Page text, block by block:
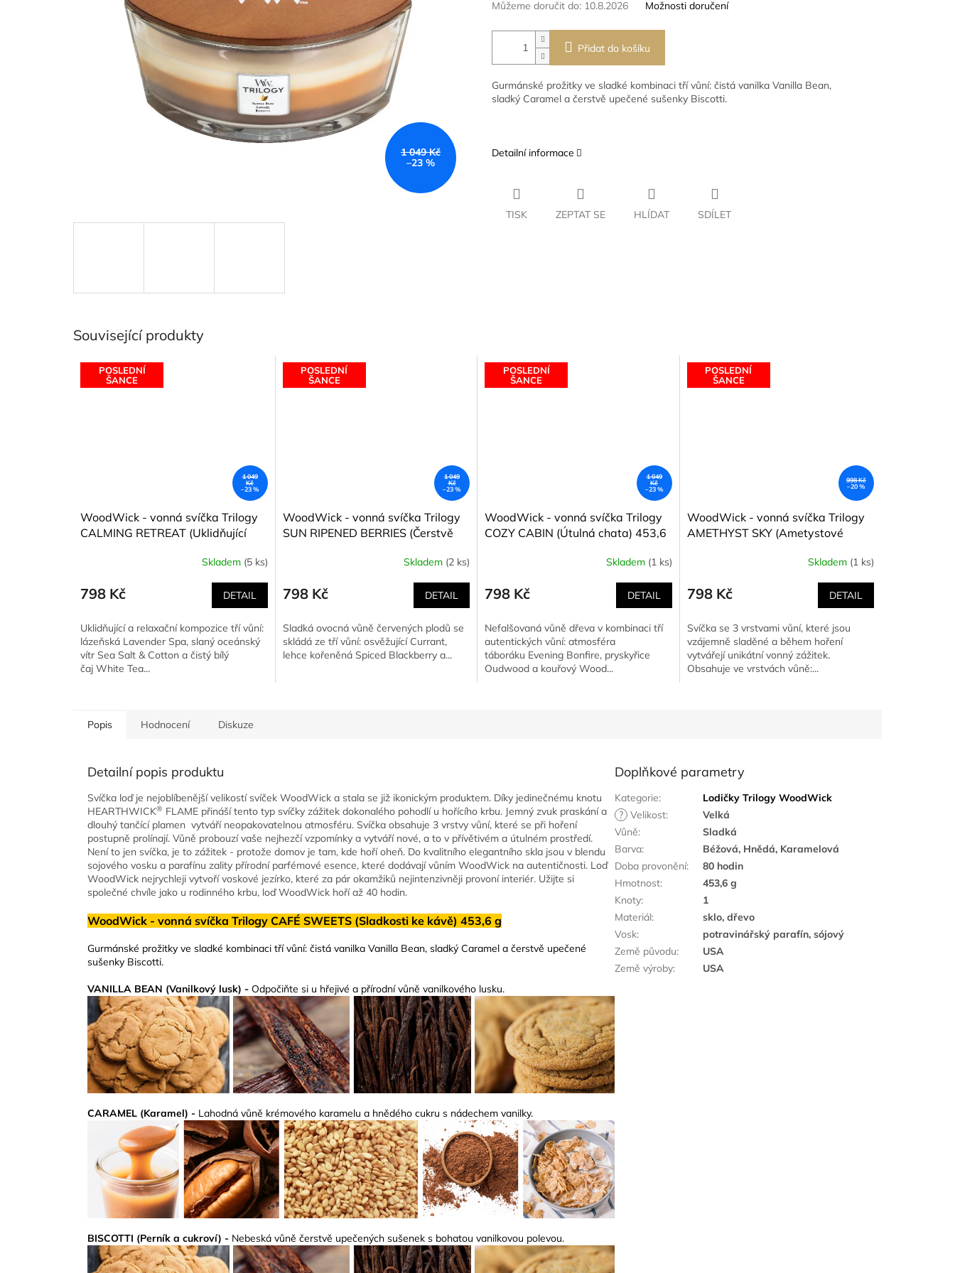
1 049 Kč
–23 %
Můžeme doručit do: 10.8.2026 Možnosti doručení
Přidat do košíku
Gurmánské prožitky ve sladké kombinaci tří vůní: čistá vanilka Vanilla Bean,
sladký Caramel a čerstvě upečené sušenky Biscotti.
Detailní informace
TISK ZEPTAT SE HLÍDAT SDÍLET
Související produkty
POSLEDNÍ
ŠANCE
1 049
Kč
–23 %
WoodWick - vonná svíčka Trilogy
CALMING RETREAT (Uklidňující
Skladem (5 ks)
798 Kč DETAIL
Uklidňující a relaxační kompozice tří vůní:
lázeňská Lavender Spa, slaný oceánský
vítr Sea Salt & Cotton a čistý bílý
čaj White Tea...
POSLEDNÍ
ŠANCE
1 049
Kč
–23 %
WoodWick - vonná svíčka Trilogy
SUN RIPENED BERRIES (Čerstvě
Skladem (2 ks)
798 Kč DETAIL
Sladká ovocná vůně červených plodů se
skládá ze tří vůní: osvěžující Currant,
lehce kořeněná Spiced Blackberry a...
POSLEDNÍ
ŠANCE
1 049
Kč
–23 %
WoodWick - vonná svíčka Trilogy
COZY CABIN (Útulná chata) 453,6
Skladem (1 ks)
798 Kč DETAIL
Nefalšovaná vůně dřeva v kombinaci tří
autentických vůní: atmosféra
táboráku Evening Bonfire, pryskyřice
Oudwood a kouřový Wood...
POSLEDNÍ
ŠANCE
998 Kč
–20 %
WoodWick - vonná svíčka Trilogy
AMETHYST SKY (Ametystové
Skladem (1 ks)
798 Kč DETAIL
Svíčka se 3 vrstvami vůní, které jsou
vzájemně sladěné a během hoření
vytvářejí unikátní vonný zážitek.
Obsahuje ve vrstvách vůně:...
Popis Hodnocení Diskuze
Detailní popis produktu
Svíčka loď je nejoblíbenější velikostí svíček WoodWick a stala se již ikonickým produktem. Díky jedinečnému knotu
HEARTHWICK® FLAME přináší tento typ svíčky zážitek dokonalého pohodlí u hořícího krbu. Jemný zvuk praskání a
dlouhý tančící plamen vytváří neopakovatelnou atmosféru. Svíčka obsahuje 3 vrstvy vůní, které se při hoření
postupně prolínají. Vůně probouzí vaše nejhezčí vzpomínky a vytváří nové, a to v přívětivém a útulném prostředí.
Není to jen svíčka, je to zážitek - protože domov je tam, kde hoří oheň. Do kvalitního elegantního skla jsou v blendu
sojového vosku a parafínu zality přírodní parfémové esence, které dodávají vůním WoodWick na autentičnosti. Loď
WoodWick nejrychleji vytvoří voskové jezírko, které za pár okamžiků nejintenzivněji provoní interiér. Užijte si
společné chvíle jako u rodinného krbu, loď WoodWick hoří až 40 hodin.
WoodWick - vonná svíčka Trilogy CAFÉ SWEETS (Sladkosti ke kávě) 453,6 g
Gurmánské prožitky ve sladké kombinaci tří vůní: čistá vanilka Vanilla Bean, sladký Caramel a čerstvě upečené
sušenky Biscotti.
VANILLA BEAN (Vanilkový lusk) - Odpočiňte si u hřejivé a přírodní vůně vanilkového lusku.
CARAMEL (Karamel) - Lahodná vůně krémového karamelu a hnědého cukru s nádechem vanilky.
BISCOTTI (Perník a cukroví) - Nebeská vůně čerstvě upečených sušenek s bohatou vanilkovou polevou.
Doplňkové parametry
Kategorie:
Lodičky Trilogy WoodWick
? Velikost:
Velká
Vůně:
Sladká
Barva:
Béžová, Hnědá, Karamelová
Doba provonění:
80 hodin
Hmotnost:
453,6 g
Knoty:
1
Materiál:
sklo, dřevo
Vosk:
potravinářský parafín, sójový
Země původu:
USA
Země výroby: USA